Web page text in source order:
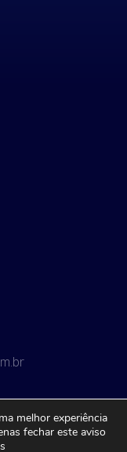
melhor experiência
fechar este aviso